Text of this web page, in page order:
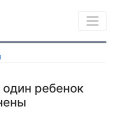
ребенок